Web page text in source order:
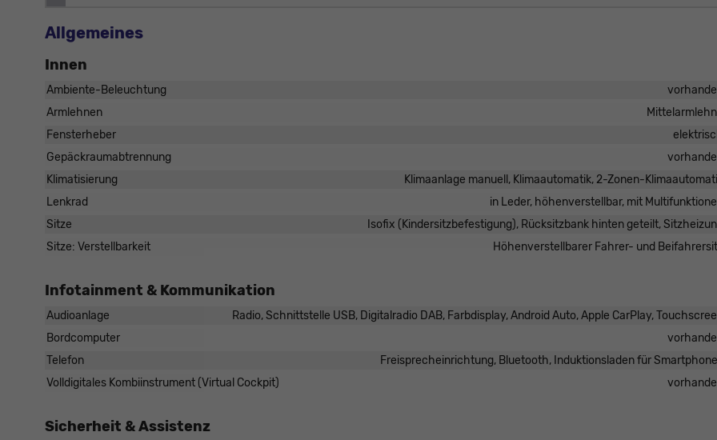
Allgemeines
Innen
Ambiente-Beleuchtung
Armlehnen
Fensterheber
Gepäckraumabtrennung
Klimatisierung
Klimaanlage manuell, Klimaautomatik, 2-Zonen-
Lenkrad
in Leder, höhenverstellbar, mit
Sitze
Isofix (Kindersitzbefestigung), Rücksitzbank hinten geteilt,
Sitze: Verstellbarkeit
Höhenverstellbarer Fahrer- und
Infotainment & Kommunikation
Audioanlage
Radio, Schnittstelle USB, Digitalradio DAB, Farbdisplay, Android Auto, Apple CarPlay,
Bordcomputer
Telefon
Freisprecheinrichtung, Bluetooth, Induktionsladen für
Volldigitales Kombiinstrument (Virtual Cockpit)
Sicherheit & Assistenz